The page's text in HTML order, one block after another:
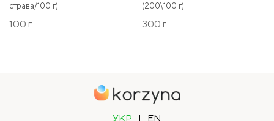
страва/100 г)
100 г
(200\100 г)
300 г
УКР | EN